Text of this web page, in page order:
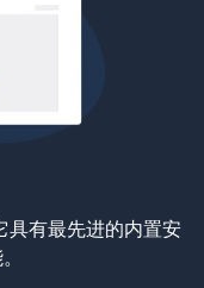
有最先进的内置安